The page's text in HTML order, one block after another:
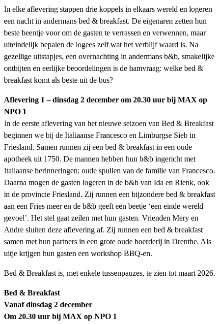
In elke aflevering stappen drie koppels in elkaars wereld en logeren
een nacht in andermans bed & breakfast. De eigenaren zetten hun
beste beentje voor om de gasten te verrassen en verwennen, maar
uiteindelijk bepalen de logees zelf wat het verblijf waard is. Na
gezellige uitstapjes, een overnachting in andermans b&b, smakelijke
ontbijten en eerlijke beoordelingen is de hamvraag: welke bed &
breakfast komt als beste uit de bus?
Aflevering 1 – dinsdag 2 december om 20.30 uur bij MAX op
NPO 1
In de eerste aflevering van het nieuwe seizoen van Bed & Breakfast
beginnen we bij de Italiaanse Francesco en Limburgse Sieb in
Friesland. Samen runnen zij een bed & breakfast in een oude
apotheek uit 1750. De mannen hebben hun b&b ingericht met
Italiaanse herinneringen; oude spullen van de familie van Francesco.
Daarna mogen de gasten logeren in de b&b van Ida en Rienk, ook
in de provincie Friesland. Zij runnen een bijzondere bed & breakfast
aan een Fries meer en de b&b geeft een beetje ‘een einde wereld
gevoel’. Het stel gaat zeilen met hun gasten. Vrienden Mery en
Andre sluiten deze aflevering af. Zij runnen een bed & breakfast
samen met hun partners in een grote oude boerderij in Drenthe. Als
uitje krijgen hun gasten een workshop BBQ-en.
Bed & Breakfast is, met enkele tussenpauzes, te zien tot maart 2026.
Bed & Breakfast
Vanaf dinsdag 2 december
Om 20.30 uur bij MAX op NPO 1